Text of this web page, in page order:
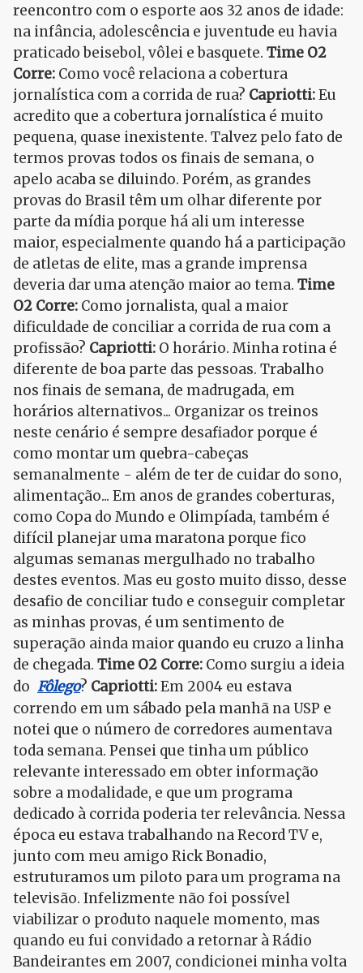
reencontro com o esporte aos 32 anos de idade:
na infância, adolescência e juventude eu havia
praticado beisebol, vôlei e basquete. Time O2
Corre: Como você relaciona a cobertura
jornalística com a corrida de rua? Capriotti:Eu
acredito que a cobertura jornalística é muito
pequena, quase inexistente. Talvez pelo fato de
termos provas todos os finais de semana, o
apelo acaba se diluindo. Porém, as grandes
provas do Brasil têm um olhar diferente por
parte da mídia porque há ali um interesse
maior, especialmente quando há a participação
de atletas de elite, mas a grande imprensa
deveria dar uma atenção maior ao tema. Time
O2 Corre: Como jornalista, qual a maior
dificuldade de conciliar a corrida de rua com a
profissão? Capriotti: O horário. Minha rotina é
diferente de boa parte das pessoas. Trabalho
nos finais de semana, de madrugada, em
horários alternativos... Organizar os treinos
neste cenário é sempre desafiador porque é
como montar um quebra-cabeças
semanalmente - além de ter de cuidar do sono,
alimentação... Em anos de grandes coberturas,
como Copa do Mundo e Olimpíada, também é
difícil planejar uma maratona porque fico
algumas semanas mergulhado no trabalho
destes eventos. Mas eu gosto muito disso, desse
desafio de conciliar tudo e conseguir completar
as minhas provas, é um sentimento de
superação ainda maior quando eu cruzo a linha
de chegada. Time O2 Corre: Como surgiu a ideia
do Fôlego? Capriotti:Em 2004 eu estava
correndo em um sábado pela manhã na USP e
notei que o número de corredores aumentava
toda semana. Pensei que tinha um público
relevante interessado em obter informação
sobre a modalidade, e que um programa
dedicado à corrida poderia ter relevância. Nessa
época eu estava trabalhando na Record TV e,
junto com meu amigo Rick Bonadio,
estruturamos um piloto para um programa na
televisão. Infelizmente não foi possível
viabilizar o produto naquele momento, mas
quando eu fui convidado a retornar à Rádio
Bandeirantes em 2007, condicionei minha volta